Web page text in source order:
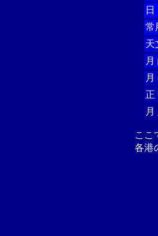
常
天
月
月
正
月
ここ
各港